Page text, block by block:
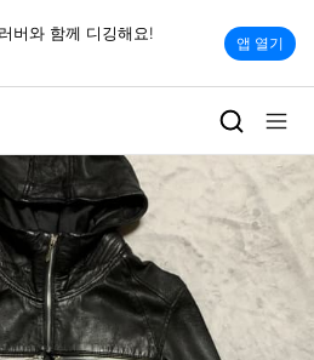
버와 함께 디깅해요!
앱 열기